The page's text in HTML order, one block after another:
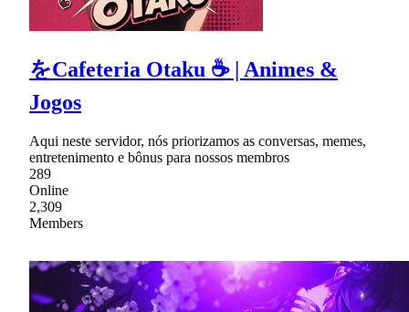
をCafeteria Otaku ☕ | Animes &
Jogos
Aqui neste servidor, nós priorizamos as conversas, memes,
entretenimento e bônus para nossos membros
289
Online
2,309
Members